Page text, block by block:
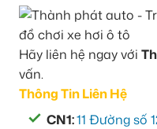
Hãy liên hệ ngay với
vấn.
Thông Tin Liên Hệ
CN1:11 Đường số